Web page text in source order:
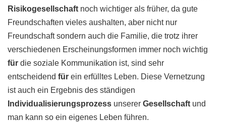
Risikogesellschaft noch wichtiger als früher, da gute
Freundschaften vieles aushalten, aber nicht nur
Freundschaft sondern auch die Familie, die trotz ihrer
verschiedenen Erscheinungsformen immer noch wichtig
für die soziale Kommunikation ist, sind sehr
entscheidend für ein erfülltes Leben. Diese Vernetzung
ist auch ein Ergebnis des ständigen
Individualisierungsprozess unserer Gesellschaft und
man kann so ein eigenes Leben führen.